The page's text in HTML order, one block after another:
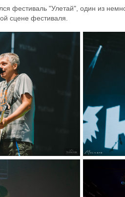
фестиваль "Улетай", один из
сцене фестиваля.